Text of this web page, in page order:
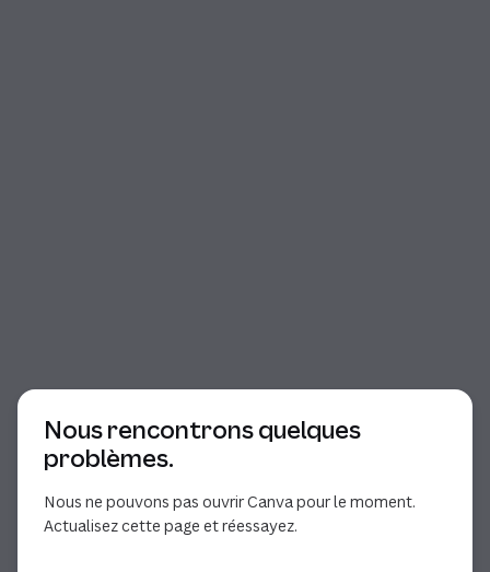
Nous rencontrons quelques
problèmes.
Nous ne pouvons pas ouvrir Canva pour le moment.
Actualisez cette page et réessayez.